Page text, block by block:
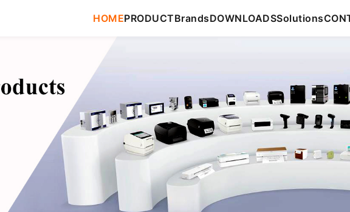
HOMEPRODUCTBrandsDOWNLOADSSolutions